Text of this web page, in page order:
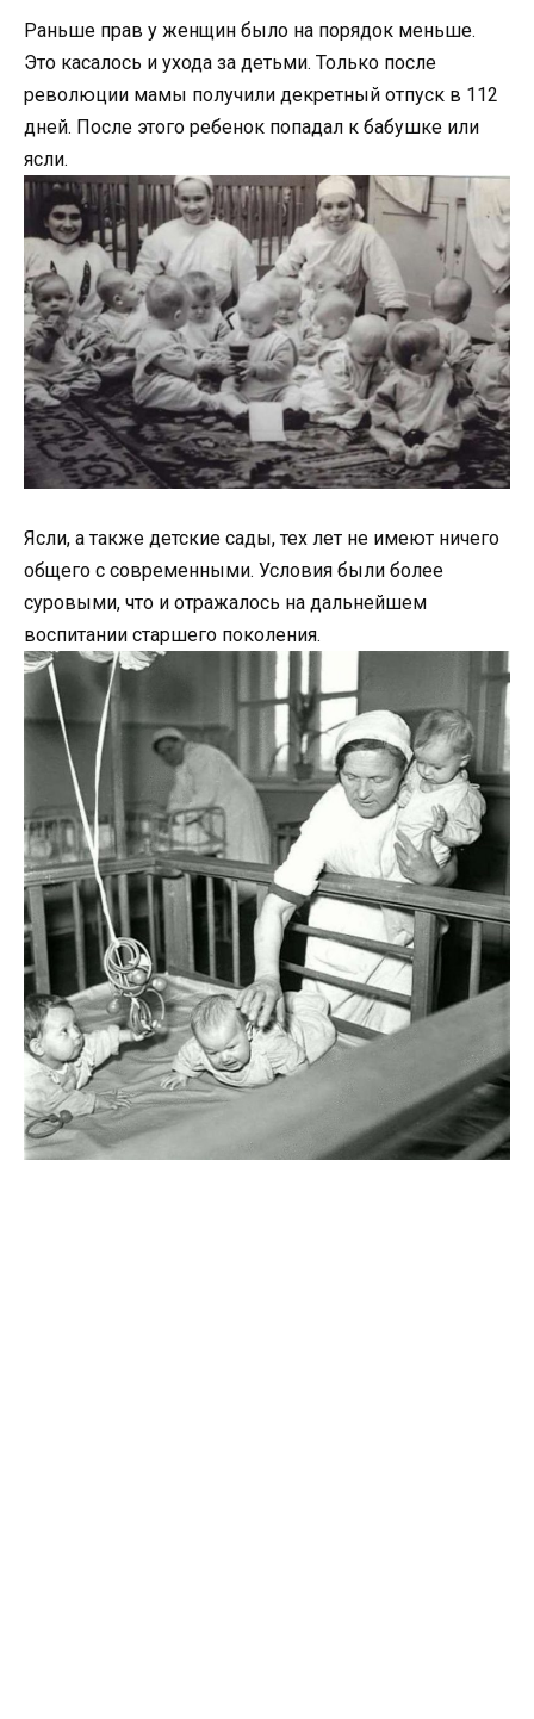
Раньше прав у женщин было на порядок меньше.
Это касалось и ухода за детьми. Только после
революции мамы получили декретный отпуск в 112
дней. После этого ребенок попадал к бабушке или
ясли.
Ясли, а также детские сады, тех лет не имеют ничего
общего с современными. Условия были более
суровыми, что и отражалось на дальнейшем
воспитании старшего поколения.